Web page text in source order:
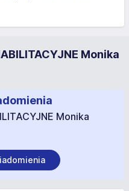
Monika
Monika